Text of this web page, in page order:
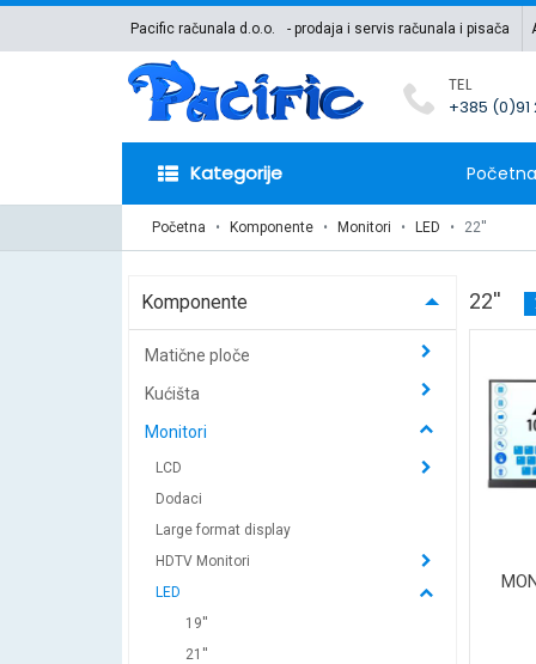
Pacific računala d.o.o. - prodaja i servis računala i pisača
TEL
+385 (0)91
Kategorije Početna
Početna Komponente Monitori LED 22''
Komponente
Matične ploče
Kućišta
Monitori
LCD
Dodaci
Large format display
HDTV Monitori
LED
19''
21''
22''